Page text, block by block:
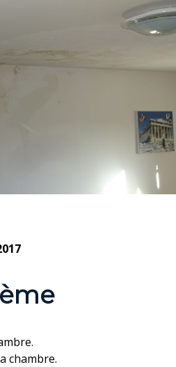
chambre.